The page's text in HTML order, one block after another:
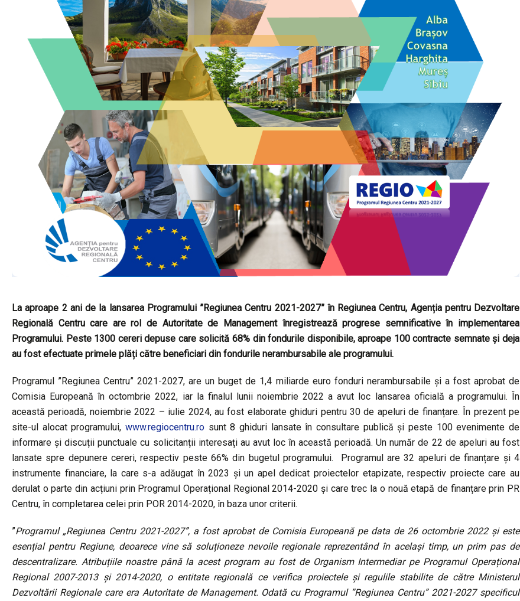
La aproape 2 ani de la lansarea Programului ”Regiunea Centru 2021-2027” în Regiunea Centru, Agenția pentru Dezvoltare
Regională Centru care are rol de Autoritate de Management înregistrează progrese semnificative în implementarea
Programului. Peste 1300 cereri depuse care solicită 68% din fondurile disponibile, aproape 100 contracte semnate și deja
au fost efectuate primele plăți către beneficiari din fondurile nerambursabile ale programului.
Programul ”Regiunea Centru” 2021-2027, are un buget de 1,4 miliarde euro fonduri nerambursabile și a fost aprobat de
Comisia Europeană în octombrie 2022, iar la finalul lunii noiembrie 2022 a avut loc lansarea oficială a programului. În
această perioadă, noiembrie 2022 – iulie 2024, au fost elaborate ghiduri pentru 30 de apeluri de finanțare. În prezent pe
site-ul alocat programului, www.regiocentru.ro sunt 8 ghiduri lansate în consultare publică și peste 100 evenimente de
informare și discuții punctuale cu solicitanții interesați au avut loc în această perioadă. Un număr de 22 de apeluri au fost
lansate spre depunere cereri, respectiv peste 66% din bugetul programului. Programul are 32 apeluri de finanțare și 4
instrumente financiare, la care s-a adăugat în 2023 și un apel dedicat proiectelor etapizate, respectiv proiecte care au
derulat o parte din acțiuni prin Programul Operațional Regional 2014-2020 și care trec la o nouă etapă de finanțare prin PR
Centru, în completarea celei prin POR 2014-2020, în baza unor criterii.
”Programul „Regiunea Centru 2021-2027”, a fost aprobat de Comisia Europeană pe data de 26 octombrie 2022 și este
esențial pentru Regiune, deoarece vine să soluționeze nevoile regionale reprezentând în același timp, un prim pas de
descentralizare. Atribuțiile noastre până la acest program au fost de Organism Intermediar pe Programul Operațional
Regional 2007-2013 și 2014-2020, o entitate regională ce verifica proiectele și regulile stabilite de către Ministerul
Dezvoltării Regionale care era Autoritate de Management. Odată cu Programul ”Regiunea Centru” 2021-2027 specificul